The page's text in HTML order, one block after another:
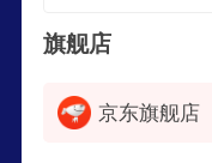
旗舰店
京东旗舰店